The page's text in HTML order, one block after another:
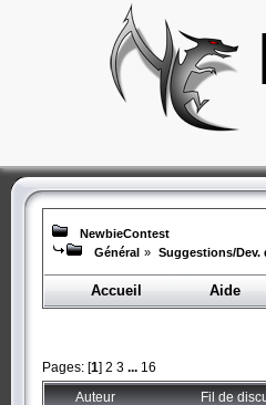
NewbieContest
Général » Suggestions/Dev.
Accueil Aide
Pages: [1] 2 3 ... 16
Auteur Fil de